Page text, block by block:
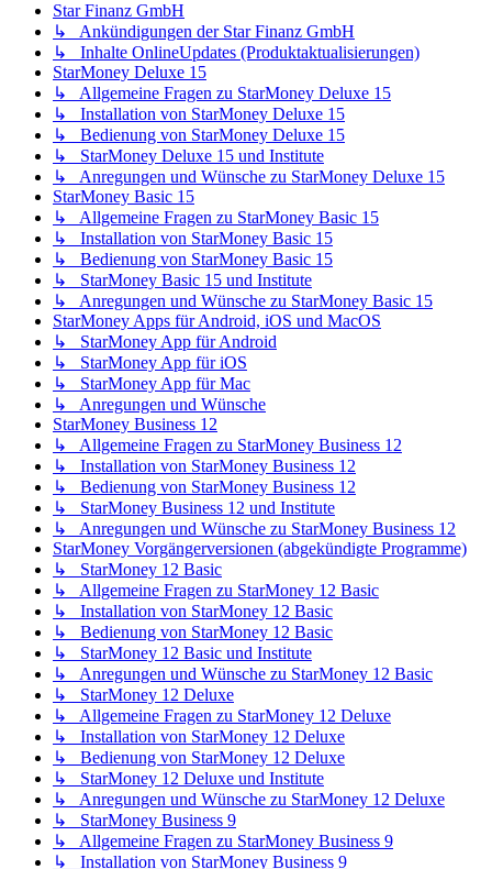
Star Finanz GmbH
↳ Ankündigungen der Star Finanz GmbH
↳ Inhalte OnlineUpdates (Produktaktualisierungen)
StarMoney Deluxe 15
↳ Allgemeine Fragen zu StarMoney Deluxe 15
↳ Installation von StarMoney Deluxe 15
↳ Bedienung von StarMoney Deluxe 15
↳ StarMoney Deluxe 15 und Institute
↳ Anregungen und Wünsche zu StarMoney Deluxe 15
StarMoney Basic 15
↳ Allgemeine Fragen zu StarMoney Basic 15
↳ Installation von StarMoney Basic 15
↳ Bedienung von StarMoney Basic 15
↳ StarMoney Basic 15 und Institute
↳ Anregungen und Wünsche zu StarMoney Basic 15
StarMoney Apps für Android, iOS und MacOS
↳ StarMoney App für Android
↳ StarMoney App für iOS
↳ StarMoney App für Mac
↳ Anregungen und Wünsche
StarMoney Business 12
↳ Allgemeine Fragen zu StarMoney Business 12
↳ Installation von StarMoney Business 12
↳ Bedienung von StarMoney Business 12
↳ StarMoney Business 12 und Institute
↳ Anregungen und Wünsche zu StarMoney Business 12
StarMoney Vorgängerversionen (abgekündigte Programme)
↳ StarMoney 12 Basic
↳ Allgemeine Fragen zu StarMoney 12 Basic
↳ Installation von StarMoney 12 Basic
↳ Bedienung von StarMoney 12 Basic
↳ StarMoney 12 Basic und Institute
↳ Anregungen und Wünsche zu StarMoney 12 Basic
↳ StarMoney 12 Deluxe
↳ Allgemeine Fragen zu StarMoney 12 Deluxe
↳ Installation von StarMoney 12 Deluxe
↳ Bedienung von StarMoney 12 Deluxe
↳ StarMoney 12 Deluxe und Institute
↳ Anregungen und Wünsche zu StarMoney 12 Deluxe
↳ StarMoney Business 9
↳ Allgemeine Fragen zu StarMoney Business 9
↳ Installation von StarMoney Business 9